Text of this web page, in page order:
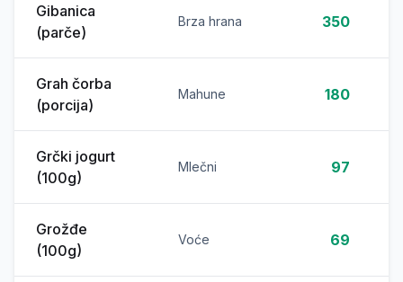
Gibanica
(parče)
Brza hrana 350
Grah čorba
(porcija)
Mahune 180
Grčki jogurt
(100g)
Mlečni 97
Grožđe
(100g)
Voće 69